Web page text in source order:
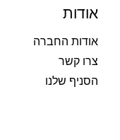
אודות
אודות החברה
צרו קשר
הסניף שלנו